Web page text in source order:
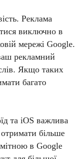
Реклама
виключно в
мережі Google.
рекламний
Якщо таких
багато
та iOS важлива
більше
в Google